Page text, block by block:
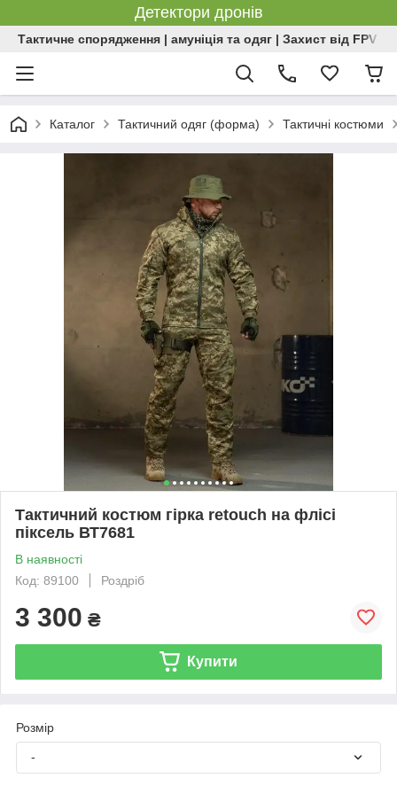
Детектори дронів
Тактичне спорядження | амуніція та одяг | Захист від FPV |
Каталог Тактичний одяг (форма) Тактичні костюми
Тактичний костюм гірка retouch на флісі
піксель ВТ7681
В наявності
Код: 89100
Роздріб
3 300 ₴
Купити
Розмір
-